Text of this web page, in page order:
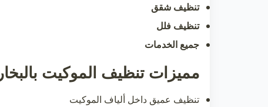
تنظيف شقق
تنظيف فلل
جميع الخدمات
مميزات تنظيف الموكيت بالبخار
تنظيف عميق داخل ألياف الموكيت